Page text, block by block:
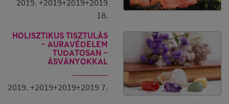
18.
Holisztikus tisztulás
- Auravédelem
tudatosan -
ásványokkal
2019. +2019+2019+2019 7.